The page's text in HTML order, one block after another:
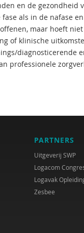
en de
als in de nafase
maar hoeft
of klinische
diagnosticerende
professionele
PARTNERS
Uitgeverij SWP
Logacom
Logavak
Zesbee